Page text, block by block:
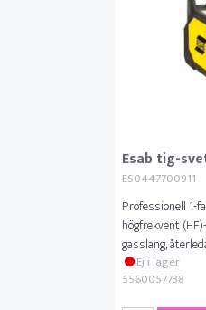
Esab tig-
ES0447700911
Professionell 1-
högfrekvent
gasslang,
Ej i lager
5560057738